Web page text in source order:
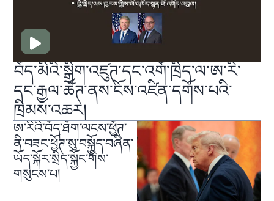
བོད་མིའི་སྒྲིག་འཛུཊ་དང་འགོ་ཁྲིད་ལ་ཨ་རི་
དང་རྒྱལ་ཚོཊ་ནས་ངོས་འཛིན་དགོས་པའི་
ཁྲིམས་འཆར།
ཨ་རིའི་བོད་ཐོག་ལངས་ཕྱོཊ་
ནི་བཟང་ཕྱོཊ་སུ་བསྐྱོད་བཞིན་
ཡོད་སྐོར་སྲིད་སྐྱོང་གིས་
གསུངས་པ།